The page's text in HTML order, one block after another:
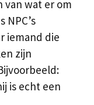
van wat er om
iemand die
zijn
is echt een